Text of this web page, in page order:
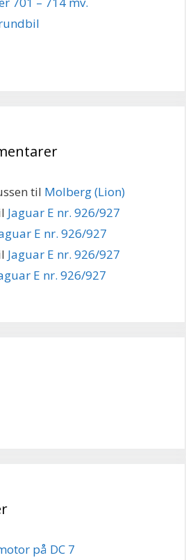
til Molberg (Lion)
Jaguar E nr. 926/927
E nr. 926/927
Jaguar E nr. 926/927
E nr. 926/927
på DC 7